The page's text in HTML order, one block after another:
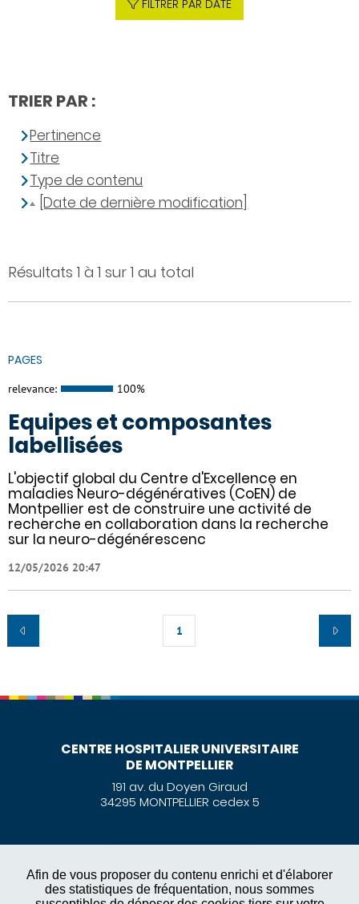
Afin de vous proposer du contenu enrichi et d'élaborer
des statistiques de fréquentation, nous sommes
Résultats 1 à 1 sur 1 au total
PAGES
relevance: 100%
Equipes et composantes
labellisées
L'objectif global du Centre d'Excellence en
maladies Neuro-dégénératives (CoEN) de
Montpellier est de construire une activité de
recherche en collaboration dans la recherche
sur la neuro-dégénérescenc
12/05/2026 20:47
1
FILTRER PAR DATE
TRIER PAR :
Pertinence
Titre
Type de contenu
[Date de dernière modification]
CENTRE HOSPITALIER UNIVERSITAIRE
DE MONTPELLIER
191 av. du Doyen Giraud
34295 MONTPELLIER cedex 5
MENTIONS LÉGALES